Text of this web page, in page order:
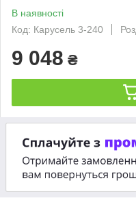
В наявності
Код: Карусель 3-240
9 048 ₴